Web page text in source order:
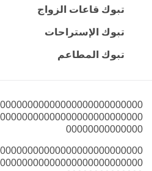
تبوك قاعات الزواج
تبوك الإستراحات
تبوك المطاعم
00000000000000